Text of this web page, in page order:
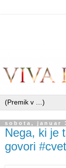
sobota, januar
Nega, ki je
govori